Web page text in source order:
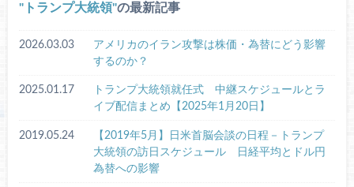
トランプ大統領 の最新記事
2026.03.03
アメリカのイラン攻撃は株価・為替にどう影響
するのか？
2025.01.17
トランプ大統領就任式 中継スケジュールとラ
イブ配信まとめ【2025年1月20日】
2019.05.24
【2019年5月】日米首脳会談の日程－トランプ
大統領の訪日スケジュール 日経平均とドル円
為替への影響